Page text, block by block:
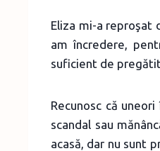
Eliza mi-a reproşat
am încredere,
suficient de
Recunosc că
scandal sau
acasă, dar nu sunt